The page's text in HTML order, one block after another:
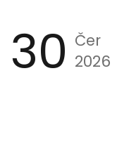
30 Čer
2026